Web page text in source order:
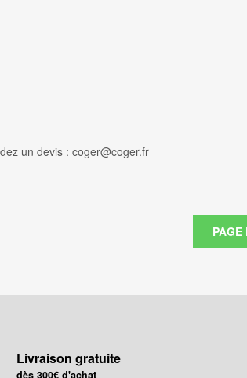
un devis : coger@coger.fr
Livraison gratuite
dès 300€ d'achat